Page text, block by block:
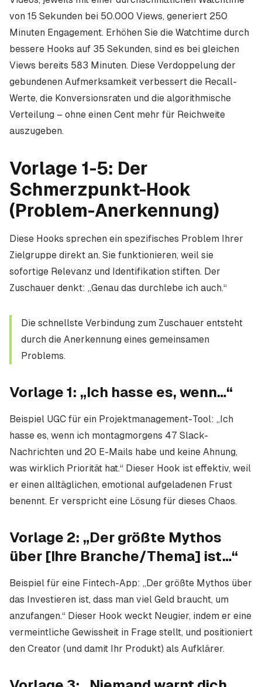
von 15 Sekunden bei 50.000 Views, generiert 250
Minuten Engagement. Erhöhen Sie die Watchtime durch
bessere Hooks auf 35 Sekunden, sind es bei gleichen
Views bereits 583 Minuten. Diese Verdoppelung der
gebundenen Aufmerksamkeit verbessert die Recall-
Werte, die Konversionsraten und die algorithmische
Verteilung – ohne einen Cent mehr für Reichweite
auszugeben.
Vorlage 1-5: Der
Schmerzpunkt-Hook
(Problem-Anerkennung)
Diese Hooks sprechen ein spezifisches Problem Ihrer
Zielgruppe direkt an. Sie funktionieren, weil sie
sofortige Relevanz und Identifikation stiften. Der
Zuschauer denkt: „Genau das durchlebe ich auch.“
Die schnellste Verbindung zum Zuschauer entsteht
durch die Anerkennung eines gemeinsamen
Problems.
Vorlage 1: „Ich hasse es, wenn…“
Beispiel UGC für ein Projektmanagement-Tool: „Ich
hasse es, wenn ich montagmorgens 47 Slack-
Nachrichten und 20 E-Mails habe und keine Ahnung,
was wirklich Priorität hat.“ Dieser Hook ist effektiv, weil
er einen alltäglichen, emotional aufgeladenen Frust
benennt. Er verspricht eine Lösung für dieses Chaos.
Vorlage 2: „Der größte Mythos
über [Ihre Branche/Thema] ist…“
Beispiel für eine Fintech-App: „Der größte Mythos über
das Investieren ist, dass man viel Geld braucht, um
anzufangen.“ Dieser Hook weckt Neugier, indem er eine
vermeintliche Gewissheit in Frage stellt, und positioniert
den Creator (und damit Ihr Produkt) als Aufklärer.